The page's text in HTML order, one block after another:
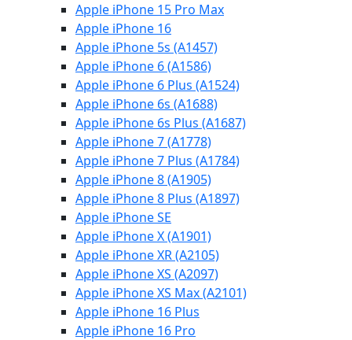
Apple iPhone 15 Pro Max
Apple iPhone 16
Apple iPhone 5s (A1457)
Apple iPhone 6 (A1586)
Apple iPhone 6 Plus (A1524)
Apple iPhone 6s (A1688)
Apple iPhone 6s Plus (A1687)
Apple iPhone 7 (A1778)
Apple iPhone 7 Plus (A1784)
Apple iPhone 8 (A1905)
Apple iPhone 8 Plus (A1897)
Apple iPhone SE
Apple iPhone X (A1901)
Apple iPhone XR (A2105)
Apple iPhone XS (A2097)
Apple iPhone XS Max (A2101)
Apple iPhone 16 Plus
Apple iPhone 16 Pro